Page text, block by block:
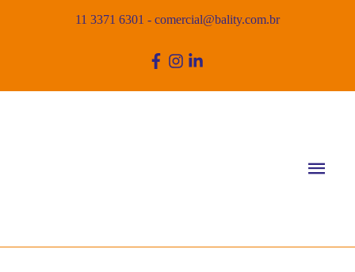
11 3371 6301 - comercial@bality.com.br